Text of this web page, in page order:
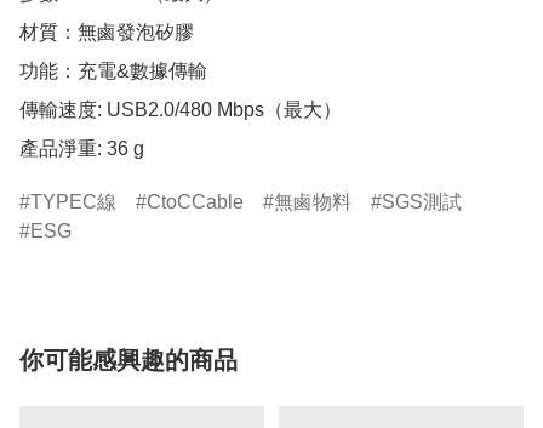
材質：無鹵發泡矽膠
功能：充電&數據傳輸
傳輸速度: USB2.0/480 Mbps（最大）
產品淨重: 36 g
TYPEC線 CtoCCable 無鹵物料
SGS測試
ESG
你可能感興趣的商品